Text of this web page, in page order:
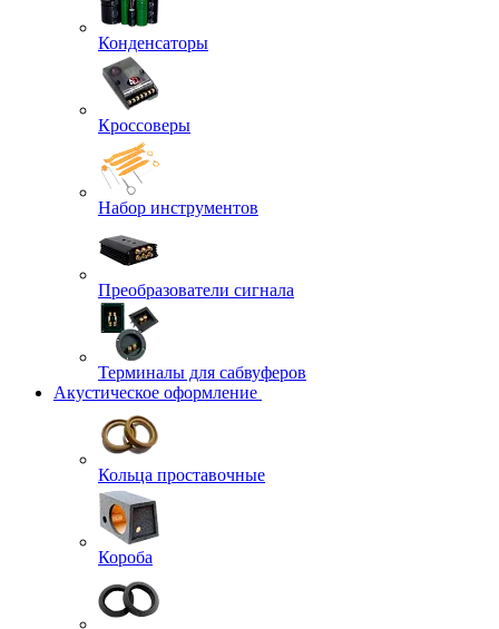
Конденсаторы
Кроссоверы
Набор инструментов
Преобразователи сигнала
Терминалы для сабвуферов
Акустическое оформление
Кольца проставочные
Короба